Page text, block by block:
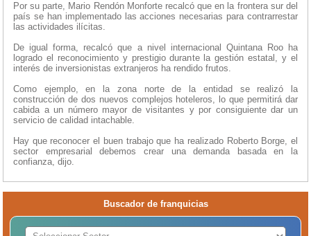
Por su parte, Mario Rendón Monforte recalcó que en la frontera sur del
país se han implementado las acciones necesarias para contrarrestar
las actividades ilícitas.
De igual forma, recalcó que a nivel internacional Quintana Roo ha
logrado el reconocimiento y prestigio durante la gestión estatal, y el
interés de inversionistas extranjeros ha rendido frutos.
Como ejemplo, en la zona norte de la entidad se realizó la
construcción de dos nuevos complejos hoteleros, lo que permitirá dar
cabida a un número mayor de visitantes y por consiguiente dar un
servicio de calidad intachable.
Hay que reconocer el buen trabajo que ha realizado Roberto Borge, el
sector empresarial debemos crear una demanda basada en la
confianza, dijo.
Buscador de franquicias